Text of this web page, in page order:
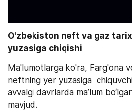
O'zbekiston neft va gaz
yuzasiga chiqishi
Ma'lumotlarga ko'ra, Farg'ona
neftning yer yuzasiga
avvalgi davrlarda ma’lum
mavjud.